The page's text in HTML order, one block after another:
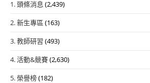
1. 頭條消息 (2,439)
2. 新生專區 (163)
3. 教師研習 (493)
4. 活動&競賽(2,630)
5. 榮譽榜(182)